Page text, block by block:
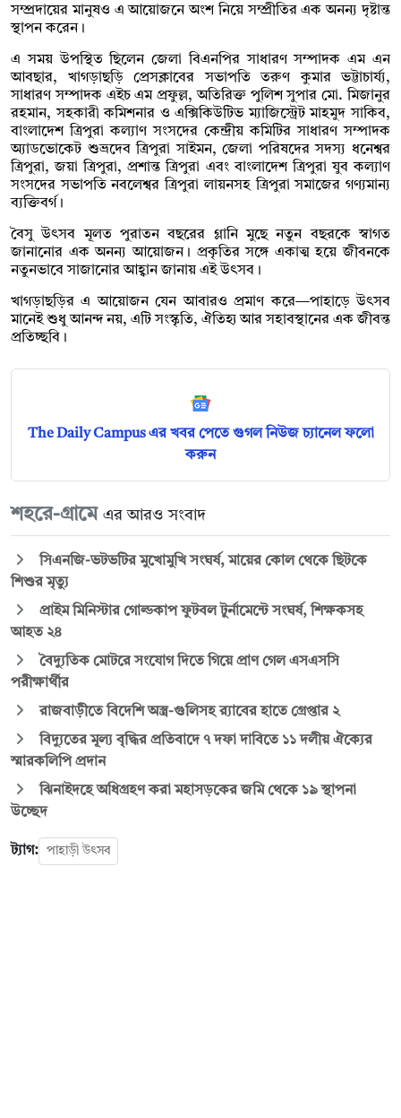
সম্প্রদায়ের মানুষও এ আয়োজনে অংশ নিয়ে সম্প্রীতির এক অনন্য দৃষ্টান্ত
স্থাপন করেন।
এ সময় উপস্থিত ছিলেন জেলা বিএনপির সাধারণ সম্পাদক এম এন
আবছার, খাগড়াছড়ি প্রেসক্লাবের সভাপতি তরুণ কুমার ভট্টাচার্য্য,
সাধারণ সম্পাদক এইচ এম প্রফুল্ল, অতিরিক্ত পুলিশ সুপার মো. মিজানুর
রহমান, সহকারী কমিশনার ও এক্সিকিউটিভ ম্যাজিস্ট্রেট মাহমুদ সাকিব,
বাংলাদেশ ত্রিপুরা কল্যাণ সংসদের কেন্দ্রীয় কমিটির সাধারণ সম্পাদক
অ্যাডভোকেট শুভ্রদেব ত্রিপুরা সাইমন, জেলা পরিষদের সদস্য ধনেশ্বর
ত্রিপুরা, জয়া ত্রিপুরা, প্রশান্ত ত্রিপুরা এবং বাংলাদেশ ত্রিপুরা যুব কল্যাণ
সংসদের সভাপতি নবলেশ্বর ত্রিপুরা লায়নসহ ত্রিপুরা সমাজের গণ্যমান্য
ব্যক্তিবর্গ।
বৈসু উৎসব মূলত পুরাতন বছরের গ্লানি মুছে নতুন বছরকে স্বাগত
জানানোর এক অনন্য আয়োজন। প্রকৃতির সঙ্গে একাত্ম হয়ে জীবনকে
নতুনভাবে সাজানোর আহ্বান জানায় এই উৎসব।
খাগড়াছড়ির এ আয়োজন যেন আবারও প্রমাণ করে—পাহাড়ে উৎসব
মানেই শুধু আনন্দ নয়, এটি সংস্কৃতি, ঐতিহ্য আর সহাবস্থানের এক জীবন্ত
প্রতিচ্ছবি।
The Daily Campus এর খবর পেতে গুগল নিউজ চ্যানেল ফলো
করুন
শহরে-গ্রামে এর আরও সংবাদ
সিএনজি-ভটভটির মুখোমুখি সংঘর্ষ, মায়ের কোল থেকে ছিটকে
শিশুর মৃত্যু
প্রাইম মিনিস্টার গোল্ডকাপ ফুটবল টুর্নামেন্টে সংঘর্ষ, শিক্ষকসহ
আহত ২৪
বৈদ্যুতিক মোটরে সংযোগ দিতে গিয়ে প্রাণ গেল এসএসসি
পরীক্ষার্থীর
রাজবাড়ীতে বিদেশি অস্ত্র-গুলিসহ র‍্যাবের হাতে গ্রেপ্তার ২
বিদ্যুতের মূল্য বৃদ্ধির প্রতিবাদে ৭ দফা দাবিতে ১১ দলীয় ঐক্যের
স্মারকলিপি প্রদান
ঝিনাইদহে অধিগ্রহণ করা মহাসড়কের জমি থেকে ১৯ স্থাপনা
উচ্ছেদ
ট্যাগ: পাহাড়ী উৎসব